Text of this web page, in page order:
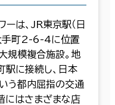
は、JR東京駅（日
手町2-6-4に位置
規模複合施設。地
に接続し、日本
う都内屈指の交通
にはさまざまな店